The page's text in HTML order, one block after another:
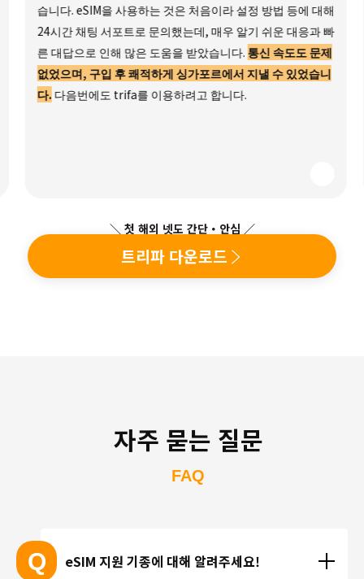
습니다. eSIM을 사용하는 것은 처음이라 설정 방법 등에 대해
24시간 채팅 서포트로 문의했는데, 매우 알기 쉬운 대응과 빠
른 대답으로 인해 많은 도움을 받았습니다. 통신 속도도 문제
없었으며, 구입 후 쾌적하게 싱가포르에서 지낼 수 있었습니
다. 다음번에도 trifa를 이용하려고 합니다.
＼ 첫 해외 넷도 간단・안심 ／
트리파 다운로드
자주 묻는 질문
FAQ
Q eSIM 지원 기종에 대해 알려주세요!